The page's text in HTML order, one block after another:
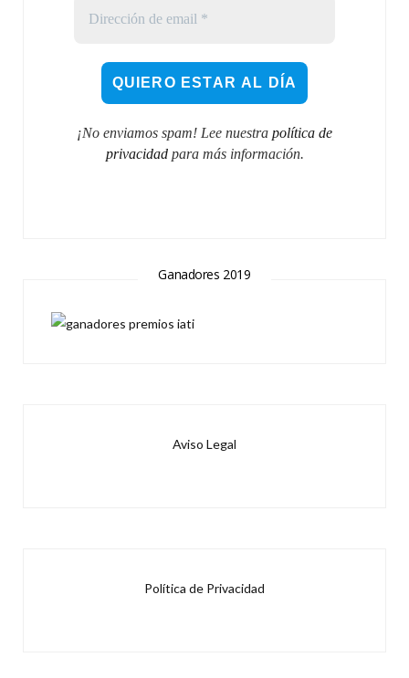
¡No enviamos spam! Lee nuestra política de
privacidadpara más información.
Ganadores 2019
Aviso Legal
Política de Privacidad